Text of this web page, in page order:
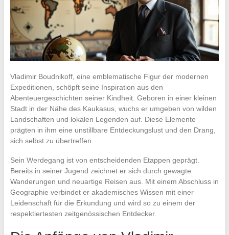
Vladimir Boudnikoff, eine emblematische Figur der modernen
Expeditionen, schöpft seine Inspiration aus den
Abenteuergeschichten seiner Kindheit. Geboren in einer kleinen
Stadt in der Nähe des Kaukasus, wuchs er umgeben von wilden
Landschaften und lokalen Legenden auf. Diese Elemente
prägten in ihm eine unstillbare Entdeckungslust und den Drang,
sich selbst zu übertreffen.
Sein Werdegang ist von entscheidenden Etappen geprägt.
Bereits in seiner Jugend zeichnet er sich durch gewagte
Wanderungen und neuartige Reisen aus. Mit einem Abschluss in
Geographie verbindet er akademisches Wissen mit einer
Leidenschaft für die Erkundung und wird so zu einem der
respektiertesten zeitgenössischen Entdecker.